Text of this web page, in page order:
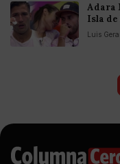
Adara
Isla de
Luis